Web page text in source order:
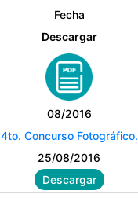
Fecha
Descargar
08/2016
4to. Concurso Fotográfico.
25/08/2016
Descargar